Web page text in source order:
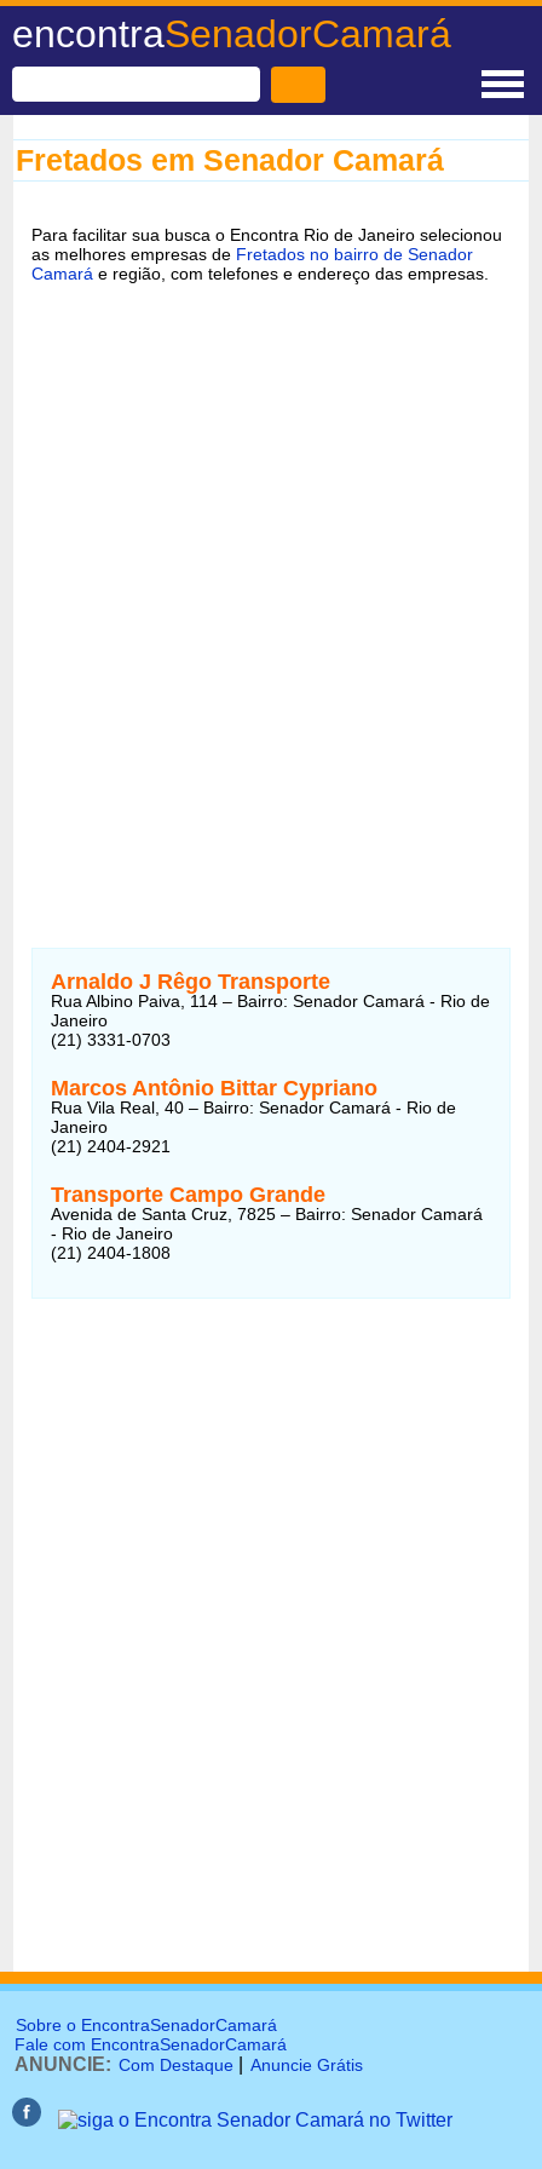
encontraSenadorCamará
Fretados em Senador Camará
Para facilitar sua busca o Encontra Rio de Janeiro selecionou
as melhores empresas de Fretados no bairro de Senador
Camará e região, com telefones e endereço das empresas.
Arnaldo J Rêgo Transporte
Rua Albino Paiva, 114 – Bairro: Senador Camará - Rio de
Janeiro
(21) 3331-0703
Marcos Antônio Bittar Cypriano
Rua Vila Real, 40 – Bairro: Senador Camará - Rio de
Janeiro
(21) 2404-2921
Transporte Campo Grande
Avenida de Santa Cruz, 7825 – Bairro: Senador Camará
- Rio de Janeiro
(21) 2404-1808
Sobre o EncontraSenadorCamará
Fale com EncontraSenadorCamará
ANUNCIE: Com Destaque Anuncie Grátis